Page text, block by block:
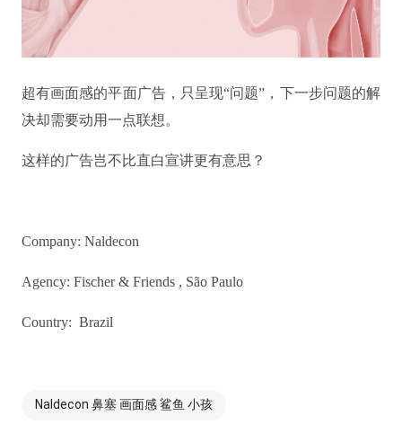
超有画面感的平面广告，只呈现“问题”，下一步问题的解
决却需要动用一点联想。
这样的广告岂不比直白宣讲更有意思？
Company: Naldecon
Agency: Fischer & Friends , São Paulo
Country: Brazil
Naldecon 鼻塞 画面感 鲨鱼 小孩